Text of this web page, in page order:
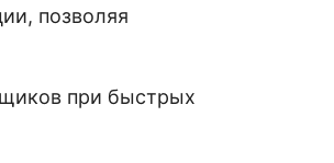
позволяя
при быстрых